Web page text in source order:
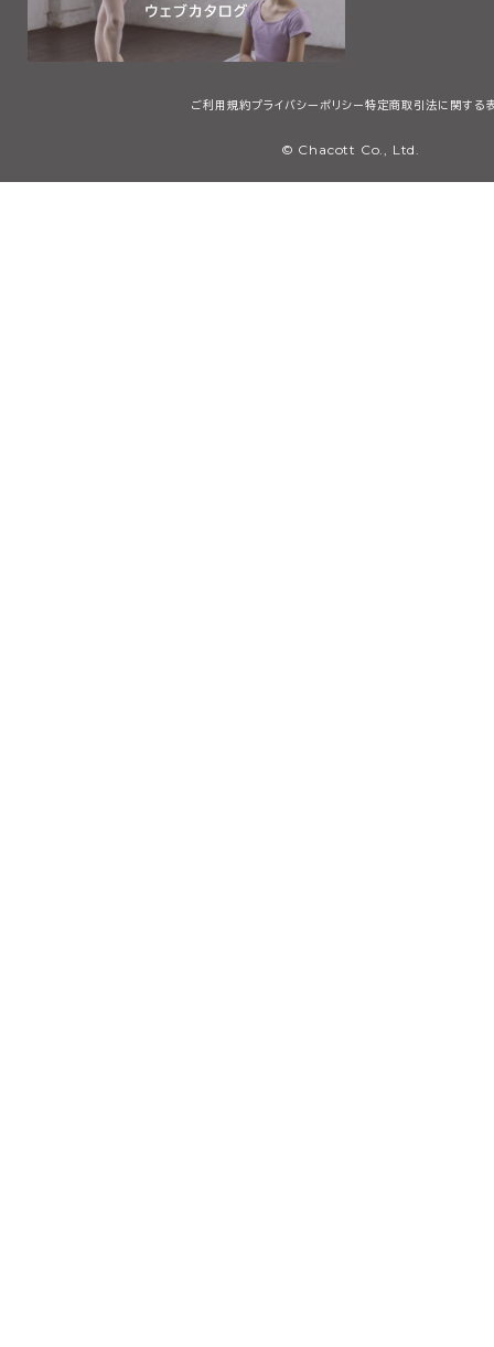
ご利用規約プライバシーポリシー 特定商取引法に関する
© Chacott Co., Ltd.